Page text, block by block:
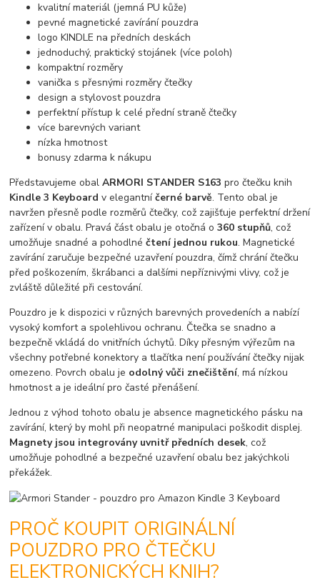
kvalitní materiál (jemná PU kůže)
pevné magnetické zavírání pouzdra
logo KINDLE na předních deskách
jednoduchý, praktický stojánek (více poloh)
kompaktní rozměry
vanička s přesnými rozměry čtečky
design a stylovost pouzdra
perfektní přístup k celé přední straně čtečky
více barevných variant
nízka hmotnost
bonusy zdarma k nákupu
Představujeme obal ARMORI STANDER S163 pro čtečku knih
Kindle 3 Keyboardv elegantníčerné barvě. Tento obal je
navržen přesně podle rozměrů čtečky, což zajišťuje perfektní držení
zařízení v obalu. Pravá část obalu je otočná o360 stupňů, což
umožňuje snadné a pohodlnéčtení jednou rukou. Magnetické
zavírání zaručuje bezpečné uzavření pouzdra, čímž chrání čtečku
před poškozením, škrábanci a dalšími nepříznivými vlivy, což je
zvláště důležité při cestování.
Pouzdro je k dispozici v různých barevných provedeních a nabízí
vysoký komfort a spolehlivou ochranu. Čtečka se snadno a
bezpečně vkládá do vnitřních úchytů. Díky přesným výřezům na
všechny potřebné konektory a tlačítka není používání čtečky nijak
omezeno. Povrch obalu je odolný vůči znečištění, má nízkou
hmotnost a je ideální pro časté přenášení.
Jednou z výhod tohoto obalu je absence magnetického pásku na
zavírání, který by mohl při neopatrné manipulaci poškodit displej.
Magnety jsou integrovány uvnitř předních desek, což
umožňuje pohodlné a bezpečné uzavření obalu bez jakýchkoli
překážek.
PROČ KOUPIT ORIGINÁLNÍ
POUZDRO PRO ČTEČKU
ELEKTRONICKÝCH KNIH?